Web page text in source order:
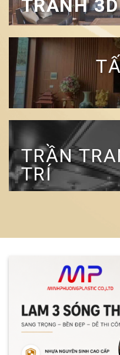
TRANH 3D
TRẦN
TRÍ